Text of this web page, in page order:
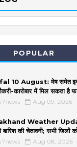
POPULAR
10 August: मेष समेत इन 2
कारोबार में मिल सकता है
Aug 09, 2026
Weather
बारिश की चेतावनी; सभी जिलों
Aug 08, 2026